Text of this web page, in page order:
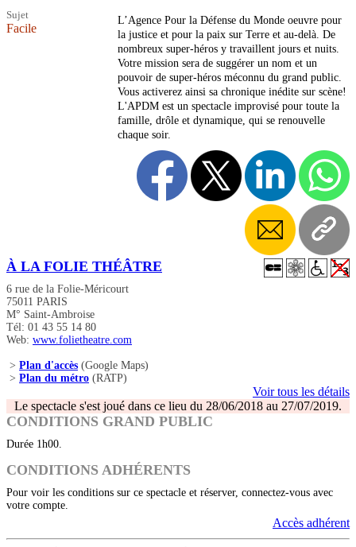
Sujet
Facile
L’Agence Pour la Défense du Monde oeuvre pour
la justice et pour la paix sur Terre et au-delà. De
nombreux super-héros y travaillent jours et nuits.
Votre mission sera de suggérer un nom et un
pouvoir de super-héros méconnu du grand public.
Vous activerez ainsi sa chronique inédite sur scène!
L'APDM est un spectacle improvisé pour toute la
famille, drôle et dynamique, qui se renouvelle
chaque soir.
À LA FOLIE THÉÂTRE
6 rue de la Folie-Méricourt
75011 PARIS
M° Saint-Ambroise
Tél: 01 43 55 14 80
Web: www.folietheatre.com
> Plan d'accès (Google Maps)
> Plan du métro (RATP)
Voir tous les détails
Le spectacle s'est joué dans ce lieu du 28/06/2018 au 27/07/2019.
CONDITIONS GRAND PUBLIC
Durée 1h00.
CONDITIONS ADHÉRENTS
Pour voir les conditions sur ce spectacle et réserver, connectez-vous avec
votre compte.
Accès adhérent